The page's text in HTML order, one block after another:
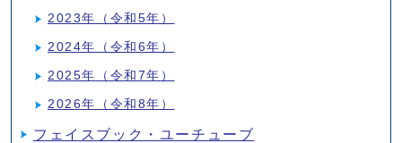
2023年（令和5年）
2024年（令和6年）
2025年（令和7年）
2026年（令和8年）
フェイスブック・ユーチューブ